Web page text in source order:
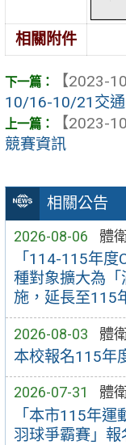
相關公告
2026-08-06 體
「114-115年
種對象擴大為
施，延長至115
2026-08-03 體
本校報名115年
2026-07-31 體
「本市115年
羽球爭霸賽」報
相關附件
【2023-
10/16-10/21交
【2023-
競賽資訊